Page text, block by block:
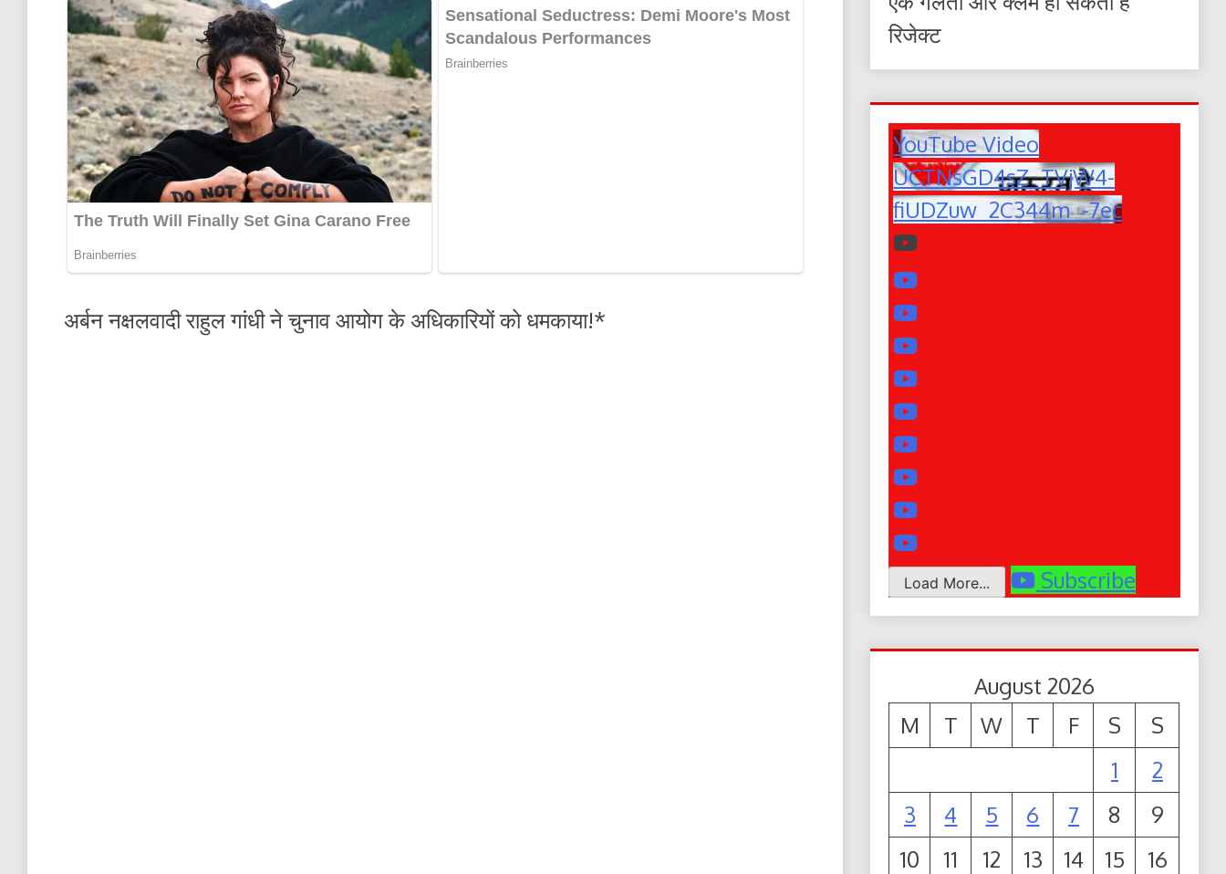
अर्बन नक्षलवादी राहुल गांधी ने चुनाव आयोग के अधिकारियों को धमकाया!*
रिजेक्ट
YouTube Video
UCTNsGD4sZ_TVjW4-
fiUDZuw_2C344m_-7ec
Load More... Subscribe
August 2026
M
T W T F S
S
1
2
3
4 5 6 7 8
9
10
11 12 13 14 15
16